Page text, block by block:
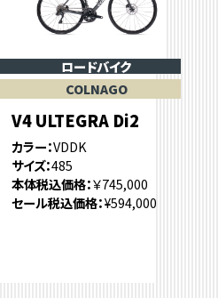
ロードバイク
COLNAGO
V4 ULTEGRA Di2
カラー VDDK
サイズ 485
本体税込価格 ￥745,000
セール税込価格 ¥594,000